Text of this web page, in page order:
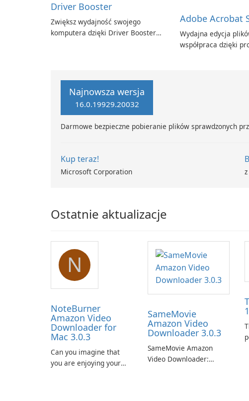
Driver Booster
Zwiększ wydajność swojego
komputera dzięki Driver Booster
Adobe Acrobat
Wydajna edycja
współpraca dzięki
Najnowsza wersja
16.0.19929.20032
Darmowe bezpieczne pobieranie plików sprawdzonych
Kup teraz!
Microsoft Corporation
Ostatnie aktualizacje
N
NoteBurner
Amazon Video
Downloader for
Mac 3.0.3
Can you imagine that
you are enjoying your
SameMovie
Amazon Video
Downloader 3.0.3
SameMovie Amazon
Video Downloader: